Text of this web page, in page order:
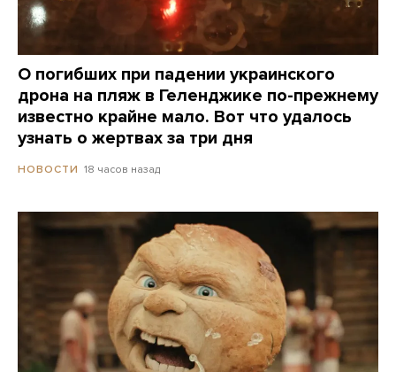
О погибших при падении украинского
дрона на пляж в Геленджике по-прежнему
известно крайне мало. Вот что удалось
узнать о жертвах за три дня
НОВОСТИ 18 часов назад